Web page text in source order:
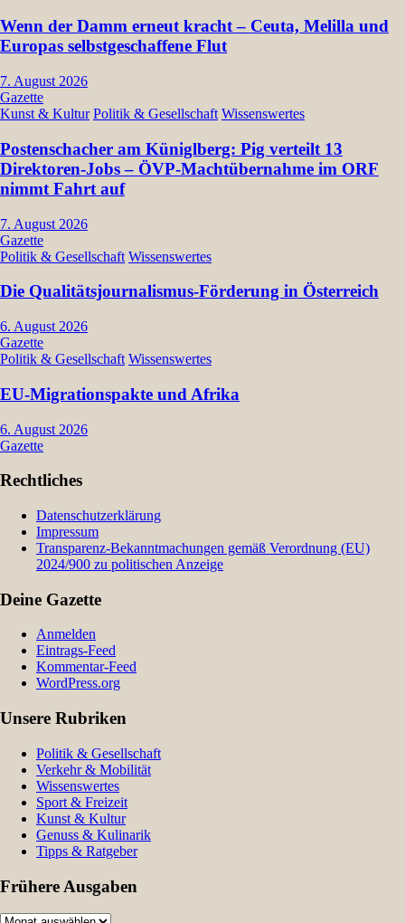
Wenn der Damm erneut kracht – Ceuta, Melilla und
Europas selbstgeschaffene Flut
7. August 2026
Gazette
Kunst & Kultur Politik & Gesellschaft Wissenswertes
Postenschacher am Küniglberg: Pig verteilt 13
Direktoren-Jobs – ÖVP-Machtübernahme im ORF
nimmt Fahrt auf
7. August 2026
Gazette
Politik & Gesellschaft Wissenswertes
Die Qualitätsjournalismus-Förderung in Österreich
6. August 2026
Gazette
Politik & Gesellschaft Wissenswertes
EU-Migrationspakte und Afrika
6. August 2026
Gazette
Rechtliches
Datenschutzerklärung
Impressum
Transparenz-Bekanntmachungen gemäß Verordnung (EU)
2024/900 zu politischen Anzeige
Deine Gazette
Anmelden
Eintrags-Feed
Kommentar-Feed
WordPress.org
Unsere Rubriken
Politik & Gesellschaft
Verkehr & Mobilität
Wissenswertes
Sport & Freizeit
Kunst & Kultur
Genuss & Kulinarik
Tipps & Ratgeber
Frühere Ausgaben